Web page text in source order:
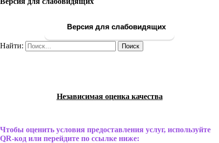
Версия для слабовидящих
Найти:
Независимая оценка качества
Чтобы оценить условия предоставления услуг, используйте
QR-код или перейдите по ссылке ниже: